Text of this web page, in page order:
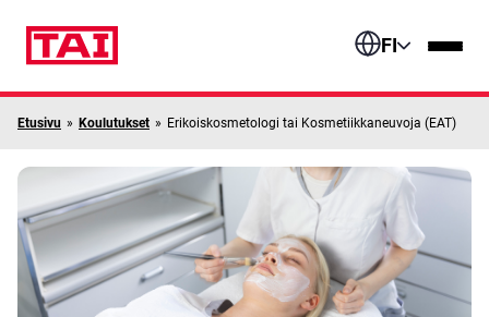
FI
Etusivu » Koulutukset » Erikoiskosmetologi tai Kosmetiikkaneuvoja (EAT)